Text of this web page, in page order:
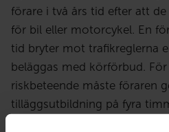
förare i två års tid efter att
för bil eller motorcykel. En
tid bryter mot trafikreglerna
beläggas med körförbud.
riskbeteende måste föraren
tilläggsutbildning på fyra